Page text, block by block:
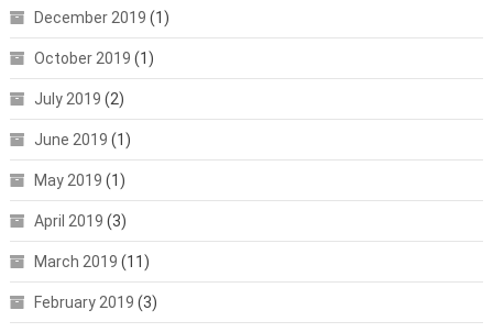
December 2019 (1)
October 2019 (1)
July 2019 (2)
June 2019 (1)
May 2019 (1)
April 2019 (3)
March 2019 (11)
February 2019 (3)